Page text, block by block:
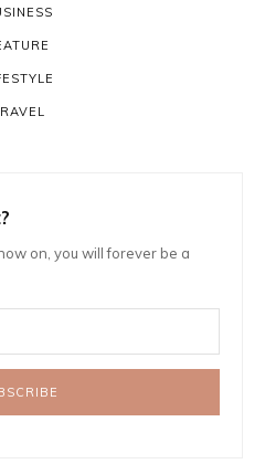
on, you will forever be a